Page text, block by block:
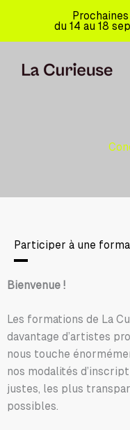
du 14 au 18
contenu
Participer à une
Bienvenue !
Les formations de La
davantage d’artistes
nous touche
nos modalités
justes, les plus
possibles.